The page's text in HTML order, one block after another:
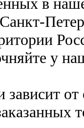
у
зависит